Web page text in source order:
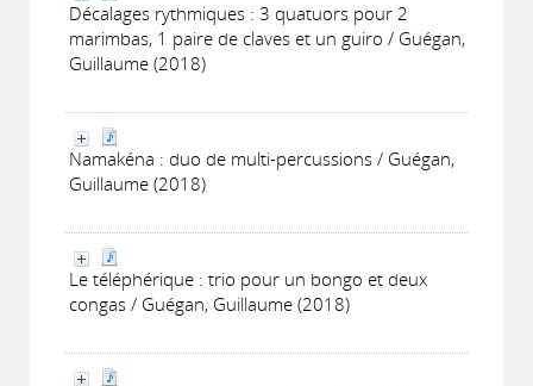
Décalages rythmiques : 3 quatuors pour 2
marimbas, 1 paire de claves et un guiro / Guégan,
Guillaume (2018)
Namakéna : duo de multi-percussions / Guégan,
Guillaume (2018)
Le téléphérique : trio pour un bongo et deux
congas / Guégan, Guillaume (2018)